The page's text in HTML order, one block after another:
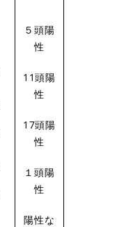
５頭陽
性
11頭陽
性
17頭陽
性
１頭陽
性
陽性な